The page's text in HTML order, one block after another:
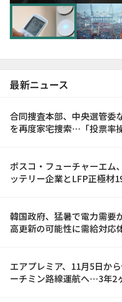
に需給対応体制を点検
最新ニュース
合同捜査本部、中央選管委
を再度家宅捜索…「投票率
ポスコ・フューチャーエム
ッテリー企業とLFP正極材
韓国政府、猛暑で電力需要
高更新の可能性に需給対応
エアプレミア、11月5日か
ーチミン路線運航へ…3年2